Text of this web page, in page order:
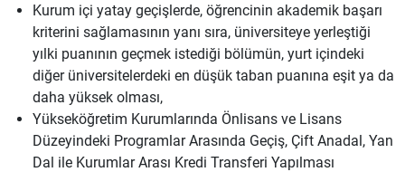
Kurum içi yatay geçişlerde, öğrencinin akademik başarı
kriterini sağlamasının yanı sıra, üniversiteye yerleştiği
yılki puanının geçmek istediği bölümün, yurt içindeki
diğer üniversitelerdeki en düşük taban puanına eşit ya da
daha yüksek olması,
Yükseköğretim Kurumlarında Önlisans ve Lisans
Düzeyindeki Programlar Arasında Geçiş, Çift Anadal, Yan
Dal ile Kurumlar Arası Kredi Transferi Yapılması